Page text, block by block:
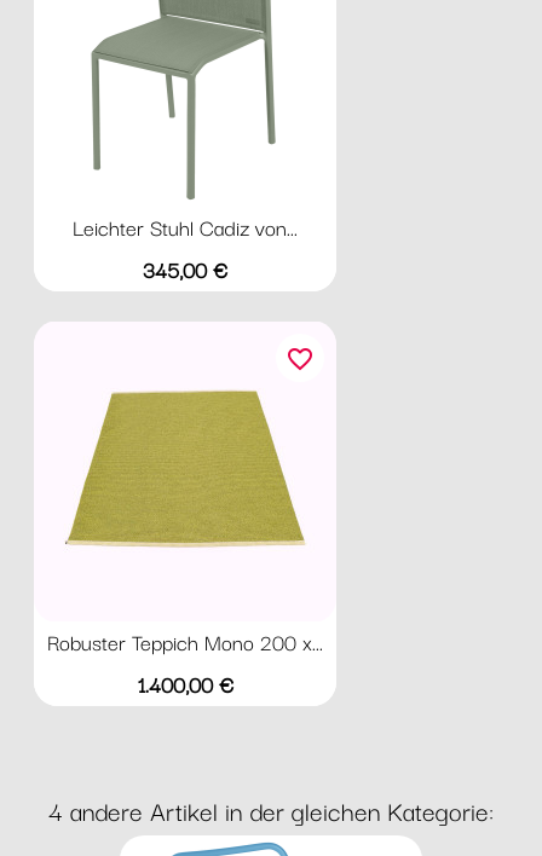
Leichter Stuhl Cadiz von...
Preis
345,00 €
Robuster Teppich Mono 200 x...
Preis
1.400,00 €
favorite_border
4 andere Artikel in der gleichen Kategorie: